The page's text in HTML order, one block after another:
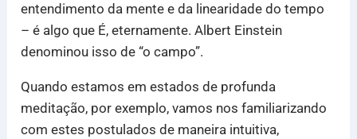
entendimento da mente e da linearidade do tempo
– é algo que É, eternamente. Albert Einstein
denominou isso de “o campo”.
Quando estamos em estados de profunda
meditação, por exemplo, vamos nos familiarizando
com estes postulados de maneira intuitiva,